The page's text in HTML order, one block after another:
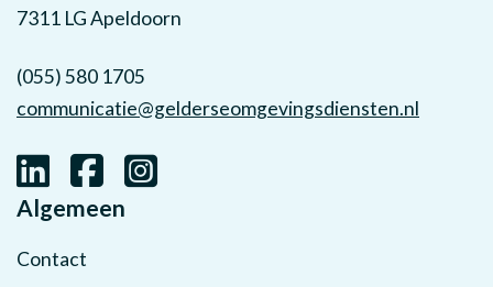
7311 LG Apeldoorn
(055) 580 1705
communicatie@gelderseomgevingsdiensten.nl
Algemeen
Contact